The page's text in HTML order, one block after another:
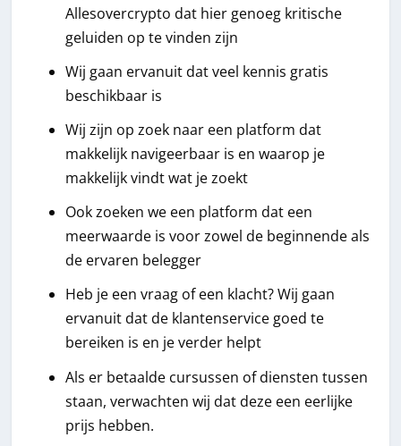
Allesovercrypto dat hier genoeg kritische
geluiden op te vinden zijn
Wij gaan ervanuit dat veel kennis gratis
beschikbaar is
Wij zijn op zoek naar een platform dat
makkelijk navigeerbaar is en waarop je
makkelijk vindt wat je zoekt
Ook zoeken we een platform dat een
meerwaarde is voor zowel de beginnende als
de ervaren belegger
Heb je een vraag of een klacht? Wij gaan
ervanuit dat de klantenservice goed te
bereiken is en je verder helpt
Als er betaalde cursussen of diensten tussen
staan, verwachten wij dat deze een eerlijke
prijs hebben.